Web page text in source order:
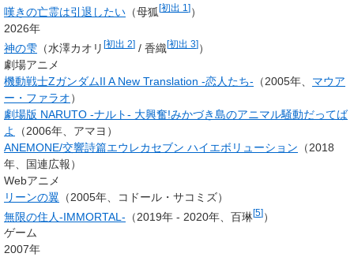
嘆きの亡霊は引退したい （母狐 [初出 1 ] ）
2026年
神の雫 （水澤カオリ [初出 2] / 香織[初出 3]）
劇場アニメ
機動戦士ΖガンダムII A New Translation -恋人たち- （2005年、 マウア
ー・ファラオ）
劇場版 NARUTO -ナルト- 大興奮!みかづき島のアニマル騒動だってば
よ
（2006年、アマヨ）
ANEMONE/交響詩篇エウレカセブン ハイエボリューション （2018
年、国連広報）
Webアニメ
リーンの翼 （2005年、コドール・サコミズ）
無限の住人-IMMORTAL- （2019年 - 2020年、百琳[5]）
ゲーム
2007年